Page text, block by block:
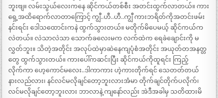
ဘူးဗျ။ လမ်းသွယ်လေးကနေ ဆိုင်ကယ်တစ်စီး အတင်းထွက်လာတယ်။ ကား
ရှေ့အထိရောက်လာတာကြောင့် ကျွီ..ဟီ..ဟီ..ကျွီ ကားဘရိတ်ကိုအတင်းဖမ်း
နင်းရင်း ဒေါသထောင်းကနဲ ထွက်သွားတယ်။ မတိုက်မိပေမယ့် ဆိုင်ကယ်က
လဲတယ်။ လဲသာလဲသာ သောက်ခလေးမက လက်ထဲက ရေခဲချောင်းကို မ
လွှတ်ဘူး။ သိတဲ့အတိုင်း အလုပ်ထဲမှာဆဲနေကျပုံစံအတိုင်း အယုတ်တအနတ္တ
တွေ ထွက်သွားတယ်။ ကားပေါ်ကဆင်းပြီး ဆိုင်ကယ်ကိုထူရင်း ကြည့်
လိုက်ကာ ဟေ့ကောင်မလေး..ဒါကာကား ဟဲ့ကားတိုက်ရင် သေတတ်တယ်
နားလည်လား၊ နင်လင်မလိုချင်တော့ဘူးလားအံမာ တိုက်ချင်တိုက်ပလိုက်၊
လင်မလိုချင်တော့ဘူးလား ဘာလာနဲ့ ကျနော်လည်း အဲဒီအခါမှ သတိထားမိ